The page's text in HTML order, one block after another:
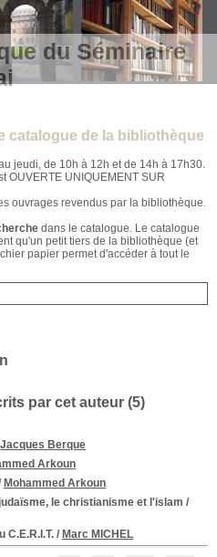
du Séminaire
catalogue de la bibliothèque
jeudi, de 10h à 12h et de 14h à 17h30.
OUVERTE UNIQUEMENT SUR
ouvrages revendus par la bibliothèque.
dans le catalogue. Le catalogue
qu'un petit tiers de la bibliothèque (et
papier permet d'accéder à tout le
par cet auteur (5)
Jacques Berque
Arkoun
Mohammed Arkoun
le christianisme et l'islam /
C.E.R.I.T. / Marc MICHEL